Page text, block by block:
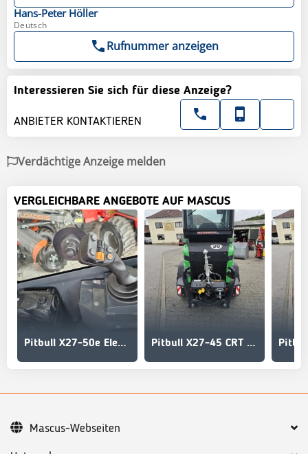
Hans-Peter Höller
Deutsch
Rufnummer anzeigen
Interessieren Sie sich für diese Anzeige?
ANBIETER KONTAKTIEREN
Verdächtige Anzeige melden
VERGLEICHBARE ANGEBOTE AUF MASCUS
Pitbull X27-50e Elektrohoflader - der Stärkste! Pitbull X27-45 CRT AKTION mit Österreichpaket
Mascus-Webseiten